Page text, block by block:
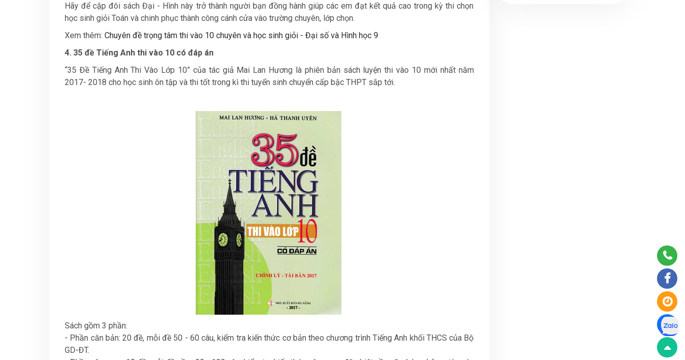
Hãy để cặp đôi sách Đại - Hình này trở thành người bạn đồng hành giúp các em đạt kết quả cao trong kỳ thi chọn
học sinh giỏi Toán và chinh phục thành công cánh cửa vào trường chuyên, lớp chọn.
Xem thêm: Chuyên đề trọng tâm thi vào 10 chuyên và học sinh giỏi - Đại số và Hình học 9
4. 35 đề Tiếng Anh thi vào 10 có đáp án
“35 Đề Tiếng Anh Thi Vào Lớp 10” của tác giả Mai Lan Hương là phiên bản sách luyện thi vào 10 mới nhất năm
2017- 2018 cho học sinh ôn tập và thi tốt trong kì thi tuyển sinh chuyển cấp bậc THPT sắp tới.
Sách gồm 3 phần:
- Phần căn bản: 20 đề, mỗi đề 50 - 60 câu, kiểm tra kiến thức cơ bản theo chương trình Tiếng Anh khối THCS của Bộ
GD-ĐT.